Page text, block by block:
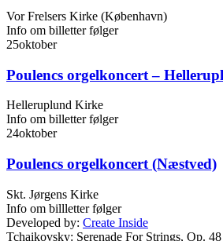
Vor Frelsers Kirke (København)
Info om billetter følger
25oktober
Poulencs orgelkoncert –
Helleruplund Kirke
Info om billetter følger
24oktober
Poulencs orgelkoncert (Næstved)
Skt. Jørgens Kirke
Info om billletter følger
Developed by: Create Inside
Tchaikovsky: Serenade For Strings, Op.